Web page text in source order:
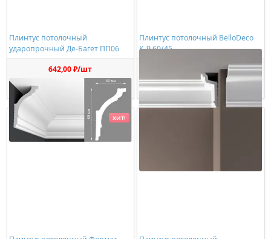
Плинтус потолочный
ударопрочный Де-Багет ПП06
642,00 ₽/шт
Плинтус потолочный BelloDeco
К-9 60/45
897,00 ₽/шт
Купить
ХИТ!